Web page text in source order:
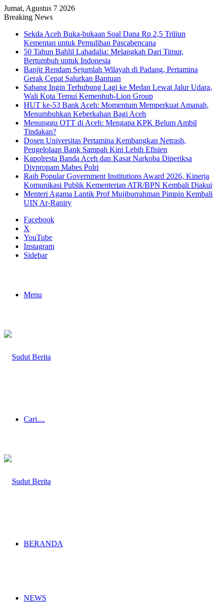
Jumat, Agustus 7 2026
Breaking News
Sekda Aceh Buka-bukaan Soal Dana Rp 2,5 Triliun
Kementan untuk Pemulihan Pascabencana
50 Tahun Bahlil Lahadalia: Melangkah Dari Timur,
Bertumbuh untuk Indonesia
Banjir Rendam Sejumlah Wilayah di Padang, Pertamina
Gerak Cepat Salurkan Bantuan
Sabang Ingin Terhubung Lagi ke Medan Lewat Jalur Udara,
Wali Kota Temui Kemenhub-Lion Group
HUT ke-53 Bank Aceh: Momentum Memperkuat Amanah,
Menumbuhkan Keberkahan Bagi Aceh
Menunggu OTT di Aceh: Mengapa KPK Belum Ambil
Tindakan?
Dosen Universitas Pertamina Kembangkan Netrash,
Pengelolaan Bank Sampah Kini Lebih Efisien
Kapolresta Banda Aceh dan Kasat Narkoba Diperiksa
Divpropam Mabes Polri
Raih Popular Government Institutions Award 2026, Kinerja
Komunikasi Publik Kementerian ATR/BPN Kembali Diakui
Menteri Agama Lantik Prof Mujiburrahman Pimpin Kembali
UIN Ar-Raniry
Facebook
X
YouTube
Instagram
Sidebar
Menu
Cari....
BERANDA
NEWS